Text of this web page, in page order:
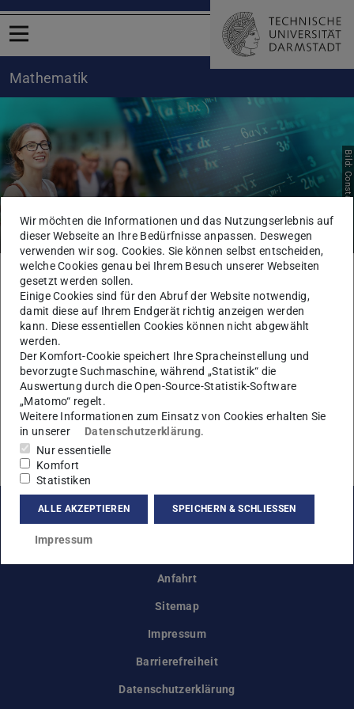
Menü öffnen
Mathematik
Veranstaltungen Bild: Constanze Cassier
Sie befinden sich hier:
TU Darmstadt Mathematik
Fachbereich Mathematik
Aktuelles
Veranstaltungen
Veranstaltungen des
Fachbereichs Mathematik
Zurzeit keine Veranstaltungen.
Anfahrt
Sitemap
Impressum
Barrierefreiheit
Datenschutzerklärung
Wir möchten die Informationen und das Nutzungserlebnis auf
dieser Webseite an Ihre Bedürfnisse anpassen. Deswegen
verwenden wir sog. Cookies. Sie können selbst entscheiden,
welche Cookies genau bei Ihrem Besuch unserer Webseiten
gesetzt werden sollen.
Einige Cookies sind für den Abruf der Website notwendig,
damit diese auf Ihrem Endgerät richtig anzeigen werden
kann. Diese essentiellen Cookies können nicht abgewählt
werden.
Der Komfort-Cookie speichert Ihre Spracheinstellung und
bevorzugte Suchmaschine, während „Statistik“ die
Auswertung durch die Open-Source-Statistik-Software
„Matomo“ regelt.
Weitere Informationen zum Einsatz von Cookies erhalten Sie
in unserer
Datenschutzerklärung.
Nur essentielle
Komfort
Statistiken
ALLE AKZEPTIEREN SPEICHERN & SCHLIESSEN
Impressum